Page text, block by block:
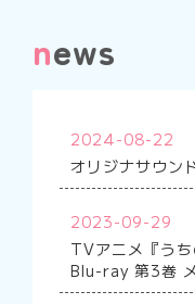
news
2024-08-22
オリジナサウン
2023-09-29
TVアニメ『うち
Blu-ray 第3巻